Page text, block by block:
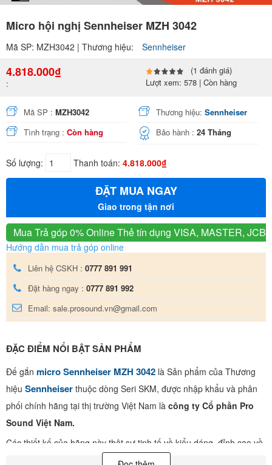
Micro hội nghị Sennheiser MZH 3042
Mã SP: MZH3042 | Thương hiệu: Sennheiser
4.818.000₫
:
(1 đánh giá)
Lượt xem: 578 | Còn hàng
Mã SP : MZH3042 Thương hiệu:Sennheiser
Tình trạng : Còn hàng Bảo hành :24 Tháng
Số lượng: Thanh toán: 4.818.000₫
ĐẶT MUA NGAY
Giao trong tận nơi
Mua Trả góp 0% OnlineThẻ tín dụng VISA, MASTER, JCB
Hướng dẫn mua trả góp online
Liên hệ CSKH : 0777 891 991
Đặt hàng ngay : 0777 891 992
Email: sale.prosound.vn@gmail.com
ĐẶC ĐIỂM NỔI BẬT SẢN PHẨM
Đế gắn micro Sennheiser MZH 3042 là Sản phẩm của Thương
hiệu Sennheiser thuộc dòng Seri SKM, được nhập khẩu và phân
phối chính hãng tại thị trường Việt Nam là công ty Cổ phần Pro
Sound Việt Nam.
Các thiết kế của hãng này thật sự tinh tế về kiểu dáng, đỉnh cao về
chất lượng. Với các phòng họp hay hội nghị mang tầm quốc tế, bạn